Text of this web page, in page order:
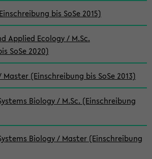
bis SoSe 2015)
Applied Ecology / M.Sc.
SoSe 2020)
(Einschreibung bis SoSe 2013)
Biology / M.Sc. (Einschreibung
Biology / Master (Einschreibung